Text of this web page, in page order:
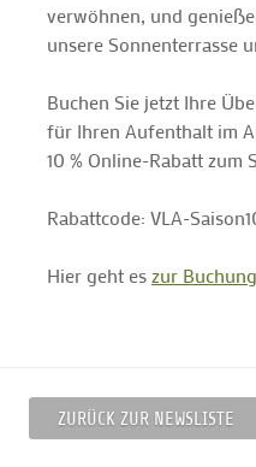
verwöhnen, und
unsere Sonnenterrasse
Buchen Sie jetzt Ihre
für Ihren Aufenthalt im
10 % Online-Rabatt zum
Rabattcode: VLA-
Hier geht eszur
ZURÜCK ZUR NEWSLISTE